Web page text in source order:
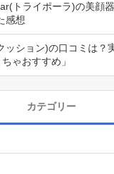
トライポーラ)の美顔
感想
ッション)の口コミは？
ゃおすすめ」
カテゴリー